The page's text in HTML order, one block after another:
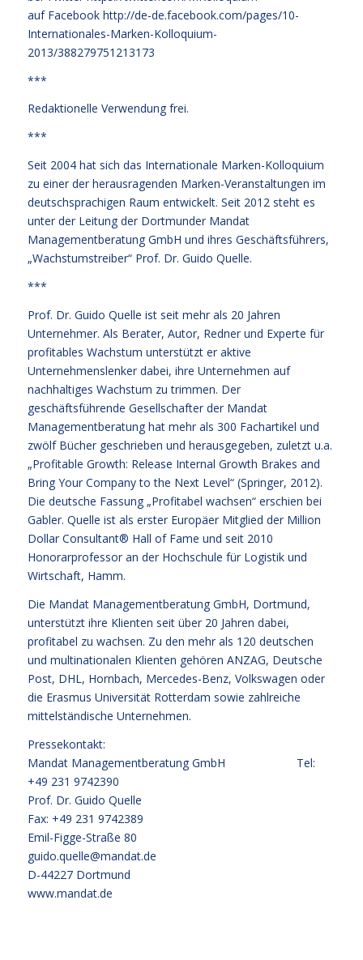
auf Facebook http://de-de.facebook.com/pages/10-
Internationales-Marken-Kolloquium-
2013/388279751213173
***
Redaktionelle Verwendung frei.
***
Seit 2004 hat sich das Internationale Marken-Kolloquium
zu einer der herausragenden Marken-Veranstaltungen im
deutschsprachigen Raum entwickelt. Seit 2012 steht es
unter der Leitung der Dortmunder Mandat
Managementberatung GmbH und ihres Geschäftsführers,
„Wachstumstreiber“ Prof. Dr. Guido Quelle.
***
Prof. Dr. Guido Quelle ist seit mehr als 20 Jahren
Unternehmer. Als Berater, Autor, Redner und Experte für
profitables Wachstum unterstützt er aktive
Unternehmenslenker dabei, ihre Unternehmen auf
nachhaltiges Wachstum zu trimmen. Der
geschäftsführende Gesellschafter der Mandat
Managementberatung hat mehr als 300 Fachartikel und
zwölf Bücher geschrieben und herausgegeben, zuletzt u.a.
„Profitable Growth: Release Internal Growth Brakes and
Bring Your Company to the Next Level“ (Springer, 2012).
Die deutsche Fassung „Profitabel wachsen“ erschien bei
Gabler. Quelle ist als erster Europäer Mitglied der Million
Dollar Consultant® Hall of Fame und seit 2010
Honorarprofessor an der Hochschule für Logistik und
Wirtschaft, Hamm.
Die Mandat Managementberatung GmbH, Dortmund,
unterstützt ihre Klienten seit über 20 Jahren dabei,
profitabel zu wachsen. Zu den mehr als 120 deutschen
und multinationalen Klienten gehören ANZAG, Deutsche
Post, DHL, Hornbach, Mercedes-Benz, Volkswagen oder
die Erasmus Universität Rotterdam sowie zahlreiche
mittelständische Unternehmen.
Pressekontakt:
Mandat Managementberatung GmbH Tel:
+49 231 9742390
Prof. Dr. Guido Quelle
Fax: +49 231 9742389
Emil-Figge-Straße 80
guido.quelle@mandat.de
D-44227 Dortmund
www.mandat.de